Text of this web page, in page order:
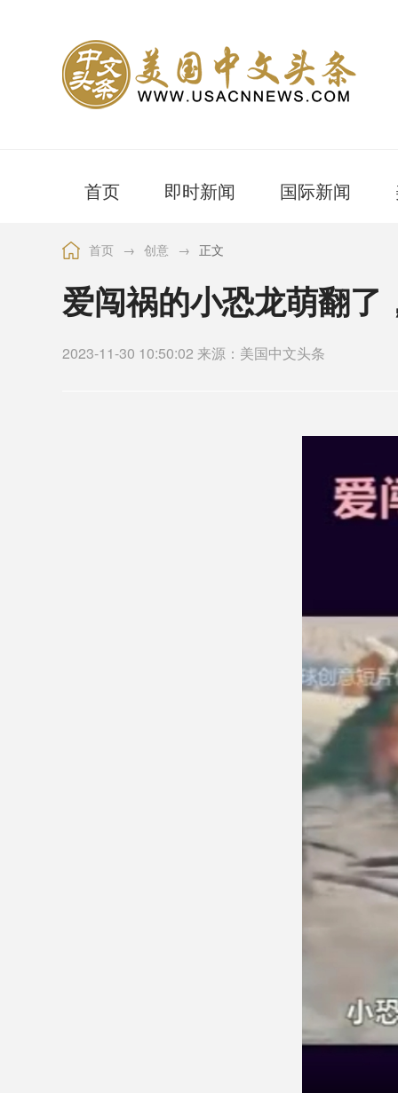
首页 即时新闻 国际新闻
首页 → 创意 → 正文
爱闯祸的小恐龙萌翻
2023-11-30 10:50:02 来源：美国中文头条